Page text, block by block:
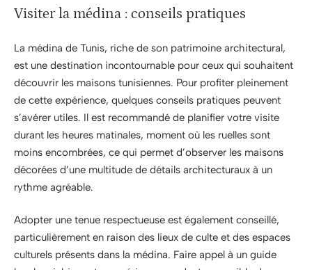
Visiter la médina : conseils pratiques
La médina de Tunis, riche de son patrimoine architectural,
est une destination incontournable pour ceux qui souhaitent
découvrir les maisons tunisiennes. Pour profiter pleinement
de cette expérience, quelques conseils pratiques peuvent
s’avérer utiles. Il est recommandé de planifier votre visite
durant les heures matinales, moment où les ruelles sont
moins encombrées, ce qui permet d’observer les maisons
décorées d’une multitude de détails architecturaux à un
rythme agréable.
Adopter une tenue respectueuse est également conseillé,
particulièrement en raison des lieux de culte et des espaces
culturels présents dans la médina. Faire appel à un guide